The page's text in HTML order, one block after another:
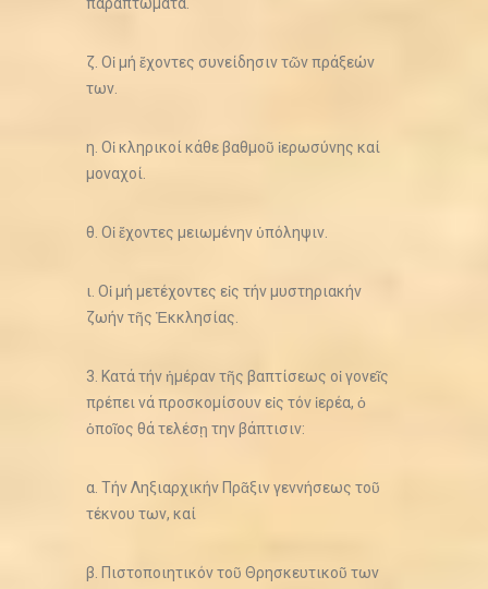
ζ. Οἱ μή ἔχοντες συνείδησιν τῶν πράξεών
των.
η. Οἱ κληρικοί κάθε βαθμοῦ ἱερωσύνης καί
μοναχοί.
θ. Οἱ ἔχοντες μειωμένην ὑπόληψιν.
ι. Οἱ μή μετέχοντες εἰς τήν μυστηριακήν
ζωήν τῆς Ἐκκλησίας.
3. Κατά τήν ἡμέραν τῆς βαπτίσεως οἱ γονεῖς
πρέπει νά προσκομίσουν εἰς τόν ἱερέα, ὁ
ὁποῖος θά τελέσῃ την βάπτισιν:
α. Τήν Ληξιαρχικήν Πρᾶξιν γεννήσεως τοῦ
τέκνου των, καί
β. Πιστοποιητικόν τοῦ Θρησκευτικοῦ των